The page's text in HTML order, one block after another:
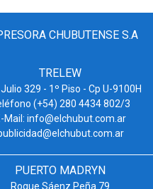
CHUBUTENSE S.A
TRELEW
329 - 1º Piso - Cp U-9100H
(+54) 280 4434 802/3
Mail: info@elchubut.com.ar
PUERTO MADRYN
Roque Sáenz Peña 79